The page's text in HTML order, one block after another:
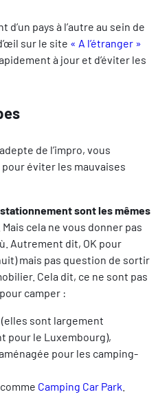
pays à l’autre au sein de
sur le site « A l’étranger »
à jour et d’éviter les
de l’impro, vous
éviter les mauvaises
sont les mêmes
. Mais cela ne vous donner pas
Autrement dit, OK pour
mais pas question de sortir
Cela dit, ce ne sont pas
camper :
sont largement
pour le Luxembourg),
pour les camping-
Camping Car Park